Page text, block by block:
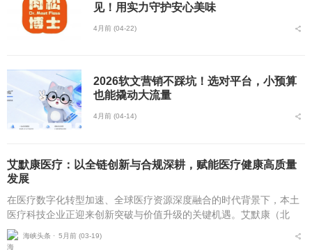
见！用实力守护安心美味
4月前 (04-22)
2026软文营销不踩坑！选对平台，小预算
也能撬动大流量
4月前 (04-14)
艾默康医疗：以全链创新与合规深耕，赋能医疗健康高质量
发展
在医疗数字化转型加速、全球医疗资源深度融合的时代背景下，本土
医疗科技企业正迎来创新突破与价值升级的关键机遇。艾默康（北
京）医疗科技有限公司自2020年10月成立以来，坚守技术赋能医疗，
服务守护健康的初...
海峡头条 ⋅ 5月前 (03-19)